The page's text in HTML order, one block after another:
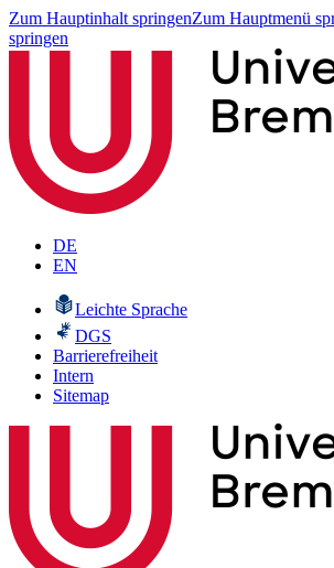
Zum Hauptinhalt springenZum Hauptmenü
springen
DE
EN
Leichte Sprache
DGS
Barrierefreiheit
Intern
Sitemap